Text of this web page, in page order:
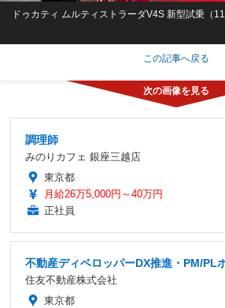
ドゥカティ ムルティストラーダV4S 新型試乗（
この記事へ戻る
調理師
みのりカフェ 銀座三越店
東京都
月給26万5,000円～40万円
正社員
不動産ディベロッパーDX推進・PM/PL
住友不動産株式会社
東京都